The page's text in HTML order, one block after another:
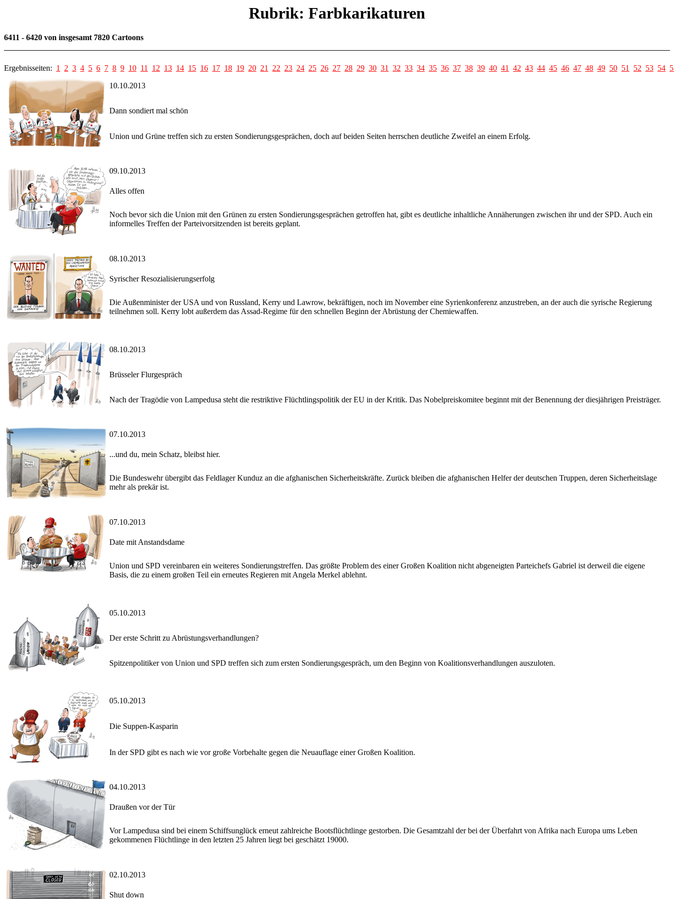
Rubrik: Farbkarikaturen
6411 - 6420 von insgesamt 7820 Cartoons
Ergebnisseiten: 1 2 3 4 5 6 7 8 9 10 11 12 13 14 15 16 17 18 19 20 21 22 23 24 25 26 27 28 29 30 31 32 33 34 35 36 37 38 39 40 41 42 43 44 45 46 47 48 49 50 51 52 53 54
10.10.2013
Dann sondiert mal schön
Union und Grüne treffen sich zu ersten Sondierungsgesprächen, doch auf beiden Seiten herrschen deutliche Zweifel an einem Erfolg.
09.10.2013
Alles offen
Noch bevor sich die Union mit den Grünen zu ersten Sondierungsgesprächen getroffen hat, gibt es deutliche inhaltliche Annäherungen zwischen ihr und der SPD. Auch ein
informelles Treffen der Parteivorsitzenden ist bereits geplant.
08.10.2013
Syrischer Resozialisierungserfolg
Die Außenminister der USA und von Russland, Kerry und Lawrow, bekräftigen, noch im November eine Syrienkonferenz anzustreben, an der auch die syrische Regierung
teilnehmen soll. Kerry lobt außerdem das Assad-Regime für den schnellen Beginn der Abrüstung der Chemiewaffen.
08.10.2013
Brüsseler Flurgespräch
Nach der Tragödie von Lampedusa steht die restriktive Flüchtlingspolitik der EU in der Kritik. Das Nobelpreiskomitee beginnt mit der Benennung der diesjährigen Preisträger.
07.10.2013
...und du, mein Schatz, bleibst hier.
Die Bundeswehr übergibt das Feldlager Kunduz an die afghanischen Sicherheitskräfte. Zurück bleiben die afghanischen Helfer der deutschen Truppen, deren Sicherheitslage
mehr als prekär ist.
07.10.2013
Date mit Anstandsdame
Union und SPD vereinbaren ein weiteres Sondierungstreffen. Das größte Problem des einer Großen Koalition nicht abgeneigten Parteichefs Gabriel ist derweil die eigene
Basis, die zu einem großen Teil ein erneutes Regieren mit Angela Merkel ablehnt.
05.10.2013
Der erste Schritt zu Abrüstungsverhandlungen?
Spitzenpolitiker von Union und SPD treffen sich zum ersten Sondierungsgespräch, um den Beginn von Koalitionsverhandlungen auszuloten.
05.10.2013
Die Suppen-Kasparin
In der SPD gibt es nach wie vor große Vorbehalte gegen die Neuauflage einer Großen Koalition.
04.10.2013
Draußen vor der Tür
Vor Lampedusa sind bei einem Schiffsunglück erneut zahlreiche Bootsflüchtlinge gestorben. Die Gesamtzahl der bei der Überfahrt von Afrika nach Europa ums Leben
gekommenen Flüchtlinge in den letzten 25 Jahren liegt bei geschätzt 19000.
02.10.2013
Shut down